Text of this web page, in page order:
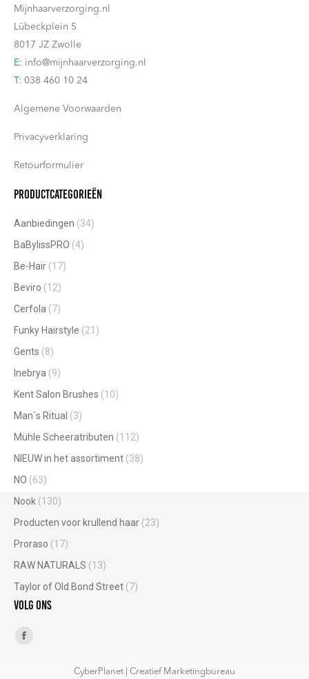
Mijnhaarverzorging.nl
Lübeckplein 5
8017 JZ Zwolle
E: info@mijnhaarverzorging.nl
T: 038 460 10 24
Algemene Voorwaarden
Privacyverklaring
Retourformulier
Productcategorieën
Aanbiedingen (34)
BaBylissPRO (4)
Be-Hair (17)
Beviro (12)
Cerfola (7)
Funky Hairstyle (21)
Gents (8)
Inebrya (9)
Kent Salon Brushes (10)
Man`s Ritual (3)
Mühle Scheeratributen (112)
NIEUW in het assortiment (38)
NO (63)
Nook (130)
Producten voor krullend haar (23)
Proraso (17)
RAW NATURALS (13)
Taylor of Old Bond Street (7)
Volg ons
Vind ons op:
Facebook
CyberPlanet | Creatief Marketingbureau